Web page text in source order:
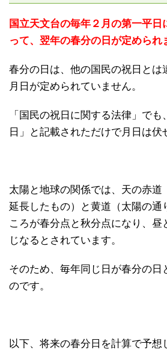
国立天文台の毎年２月の第一平日
って、翌年の春分の日が定められ
春分の日は、他の国民の祝日とは
月日が定められていません。
「国民の祝日に関する法律」で
日」と記載されただけで月日は伏
太陽と地球の関係では、天の赤道
延長したもの）と黄道（太陽の通
ころが春分点と秋分点になり、昼
じなるとされています。
そのため、毎年同じ日が春分の日
のです。
以下、将来の春分日を計算で予想